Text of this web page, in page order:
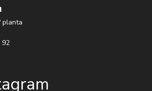
planta
92